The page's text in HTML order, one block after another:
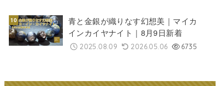
青と金銀が織りなす幻想美｜マイカ
インカイヤナイト｜8月9日新着
2025.08.09 2026.05.06 6735